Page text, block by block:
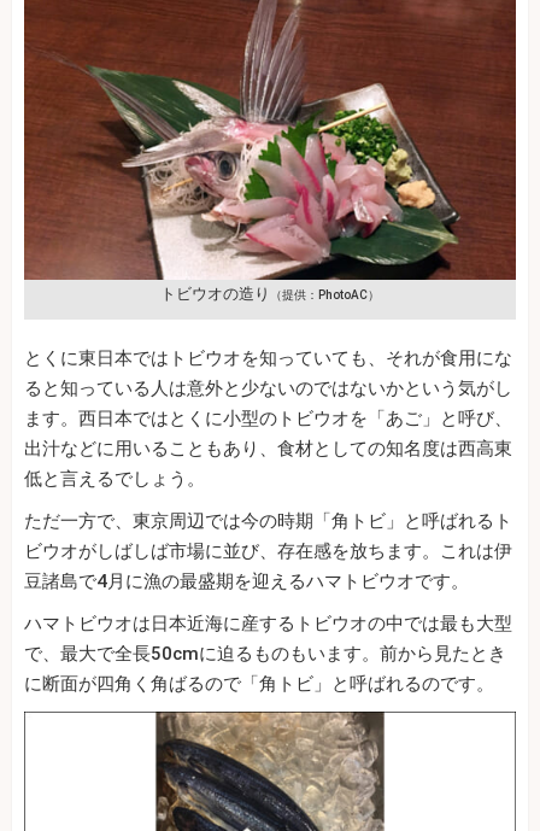
トビウオの造り （提供：PhotoAC）
とくに東日本ではトビウオを知っていても、それが食用にな
ると知っている人は意外と少ないのではないかという気がし
ます。西日本ではとくに小型のトビウオを「あご」と呼び、
出汁などに用いることもあり、食材としての知名度は西高東
低と言えるでしょう。
ただ一方で、東京周辺では今の時期「角トビ」と呼ばれるト
ビウオがしばしば市場に並び、存在感を放ちます。これは伊
豆諸島で4月に漁の最盛期を迎えるハマトビウオです。
ハマトビウオは日本近海に産するトビウオの中では最も大型
で、最大で全長50cmに迫るものもいます。前から見たとき
に断面が四角く角ばるので「角トビ」と呼ばれるのです。